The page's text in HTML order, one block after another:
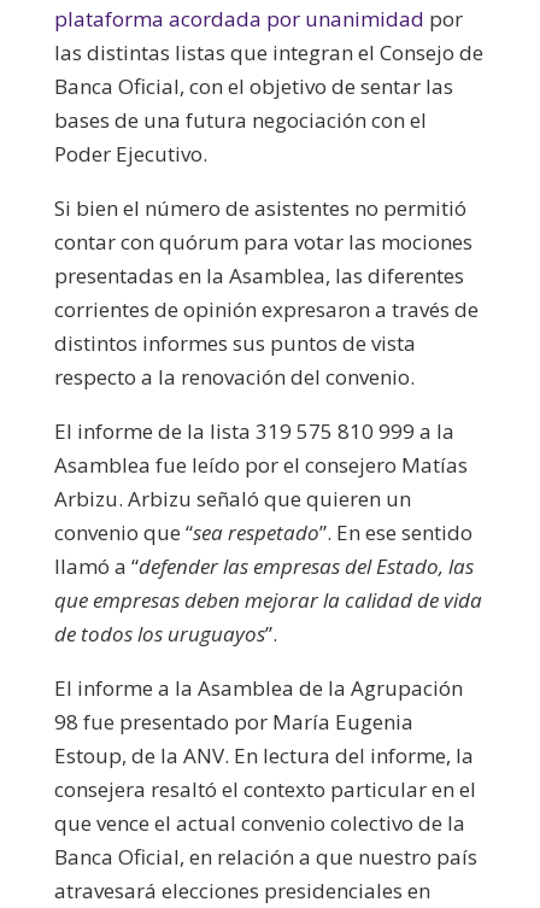
plataforma acordada por unanimidad por
las distintas listas que integran el Consejo de
Banca Oficial, con el objetivo de sentar las
bases de una futura negociación con el
Poder Ejecutivo.
Si bien el número de asistentes no permitió
contar con quórum para votar las mociones
presentadas en la Asamblea, las diferentes
corrientes de opinión expresaron a través de
distintos informes sus puntos de vista
respecto a la renovación del convenio.
El informe de la lista 319 575 810 999 a la
Asamblea fue leído por el consejero Matías
Arbizu. Arbizu señaló que quieren un
convenio que “sea respetado”. En ese sentido
llamó a “defender las empresas del Estado, las
que empresas deben mejorar la calidad de vida
de todos los uruguayos”.
El informe a la Asamblea de la Agrupación
98 fue presentado por María Eugenia
Estoup, de la ANV. En lectura del informe, la
consejera resaltó el contexto particular en el
que vence el actual convenio colectivo de la
Banca Oficial, en relación a que nuestro país
atravesará elecciones presidenciales en